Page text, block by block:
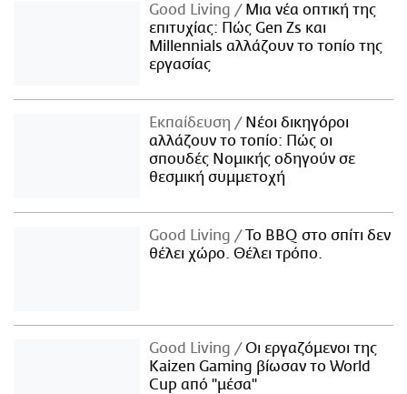
Good Living
Μια νέα οπτική της
επιτυχίας: Πώς Gen Zs και
Millennials αλλάζουν το τοπίο της
εργασίας
Εκπαίδευση
Νέοι δικηγόροι
αλλάζουν το τοπίο: Πώς οι
σπουδές Νομικής οδηγούν σε
θεσμική συμμετοχή
Good Living
Το BBQ στο σπίτι δεν
θέλει χώρο. Θέλει τρόπο.
Good Living
Οι εργαζόμενοι της
Kaizen Gaming βίωσαν το World
Cup από "μέσα"